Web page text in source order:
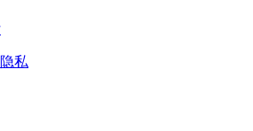
隐私